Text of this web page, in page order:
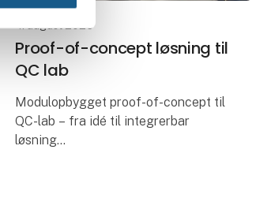
4. august 2026
Proof-of-concept løsning til
QC lab
Modulopbygget proof-of-concept til
QC-lab – fra idé til integrerbar
løsning